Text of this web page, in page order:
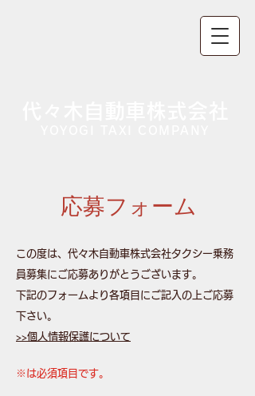
​応募フォーム
この度は、代々木自動車株式会社タクシー乗務
員募集にご応募ありがとうございます。
下記のフォームより各項目にご記入の上ご応募
下さい。
>>個人情報保護について
※は必須項目です。